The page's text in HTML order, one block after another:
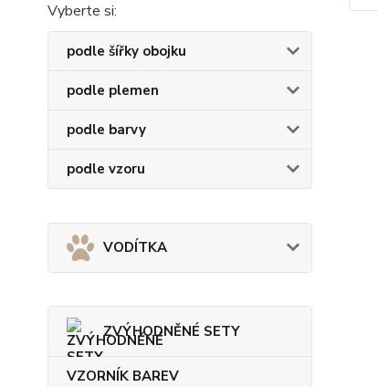
Vyberte si:
podle šířky obojku
podle plemen
podle barvy
podle vzoru
VODÍTKA
ZVÝHODNĚNÉ SETY
VZORNÍK BAREV